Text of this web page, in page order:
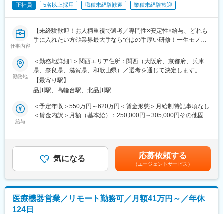
が可能です。
（3）明確な評価制度
手当もアップします。つまり、やりがいや努力がきちんと報われ
る報酬制度になっています。
入社後は希望や経験に応じたプロジェクトに配属します。そのプ
ロジェクトが気に入り、メーカーからオファーを受けた場合、メ
ーカーに転籍することも可能です。オファーや延長依頼があった
としても、別のプロジェクトにチャレンジしたい場合は断ること
もできます。また、定期的な面談を通じて、その時々に応じたプ
ロジェクトを提示するなどフレキシブルにキャリアが形成できま
す。その他、本社部門（マネージャー、研修部門など）への道も
同社は、医療機器・製薬メーカーの営業領域を支援するCSOと呼
ばれる業種です。「新製品が発売されたため営業を増員したい」
「このエリアで営業活動を拡大したい」といったようなメーカー
製品によって営業スタイルが異なりますが、同社では転職せずに
様々な医療機器を経験し、自身に合った営業スタイルを探ること
が可能です。また、同社では全国転勤ではなく地方単位内での転
正社員 5名以上採用 職種未経験歓迎 業種未経験歓迎
仕事内容
【未経験歓迎！お人柄重視で選考／専門性×安定性×給与、どれも
手に入れたい方◎業界最大手ならではの手厚い研修！一生モノの
パス豊富】
＼そもそも「MR」とは？／
「医薬情報提供者」と呼ばれる専門資格を取得して活動する営業
職です。IQVIAのお客様である国内医薬品メーカーにて、医薬品の
営業活動を行っていただきます。
人々の命を守る商材に携わるため、社会貢献性と安定性を兼ね備
まずはご入社から2か月間MR導入研修を受講し、MR資格を取得
していただきます。
資格取得と聞くとハードルが高く思われる方もいるかもしれませ
文理問わず一から学べる環境を整えているため、専門知識は入社
後に身に付ける意欲があれば問題ございません。
勤務地
＜勤務地詳細1＞関西エリア住所：関西（大阪府、京都府、兵庫
県、奈良県、滋賀県、和歌山県）／選考を通じて決定します。 受
動喫煙対策：その他（主要勤務地は屋内全面禁煙だが、就業先の
規則に準ずる）＜勤務地詳細2＞本社住所：東京都港区高輪4-10-
内全面禁煙変更の範囲：会社の定める事業所
【最寄り駅】
品川駅、高輪台駅、北品川駅
給与
＜予定年収＞550万円～620万円＜賃金形態＞月給制特記事項なし
＜賃金内訳＞月額（基本給）：250,000円～305,000円その他固定
手当支給する。【補足】プロジェクト稼働手当(35,000円)、外勤
日当（1日1,500円／外勤3.5時間以上）■変動賞与制（6月・12
月・3月）※平均実績6ヶ月分■インセンティブ：3月（対象者）賃
金はあくまでも目安の金額であり、選考を通じて上下する可能性
があります。月給(月額)は固定手当を含めた表記です。
気になる 応募依頼する
（エージェントサービス）
医療機器営業／リモート勤務可／月額41万円～／年休
124日